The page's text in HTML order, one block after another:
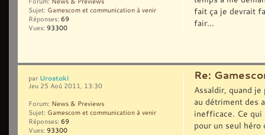
fait ça je devrait
fair...
Sujet: Gamescom et communication à venir
Réponses: 69
Vues: 93300
Re:
Assaldir, quand
au détriment des
inefficace. Ce qui
pour un seul héro
par Urostoki
Jeu 25 Aoû 2011, 13:30
Forum: News & Previews
Sujet: Gamescom et communication à venir
Réponses: 69
Vues: 93300